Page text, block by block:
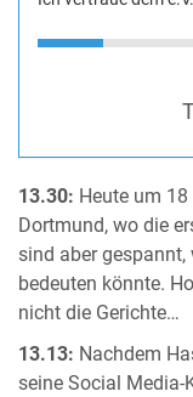
13.30: Heute um
Dortmund, wo die
sind aber
bedeuten könnte.
nicht die Gerichte…
13.13: Nachdem
seine Social Media-